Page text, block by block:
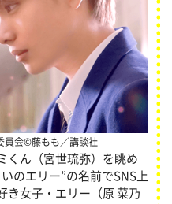
員会©藤もも／講談社
くん（宮世琉弥）を眺め
のエリー”の名前でSNS上
き女子・エリー（原 菜乃